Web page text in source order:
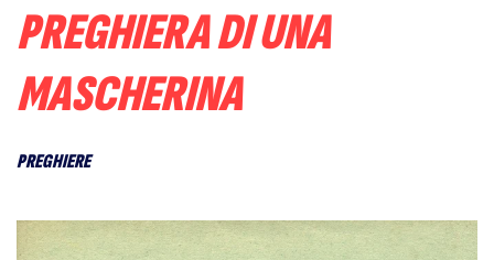
PREGHIERA DI UNA
MASCHERINA
PREGHIERE